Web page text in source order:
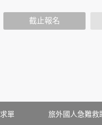
用連線設備的 IP 位址、使
自行產生的相關記錄，包
使用者瀏覽器在本網站內
截止報名
單 旅外國人急難救